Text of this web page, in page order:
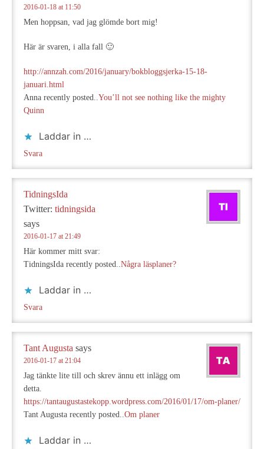
2016-01-18 at 11:50
Men hoppsan, vad jag glömde bort mig!
Här är svaren, i alla fall 🙂
http://annzah.com/2016/january/bokbloggsjerka-15-18-
januari.html
Anna recently posted..You’ll not see nothing like the mighty
Quinn
Laddar in …
Svara
TidningsIda
Twitter: tidningsida
says
2016-01-17 at 21:49
Här kommer mitt svar:
TidningsIda recently posted..Några läsplaner?
Laddar in …
Svara
Tant Augusta says
2016-01-17 at 21:04
Jag tänkte lite till och skrev ännu ett inlägg om
detta.
https://tantaugustastekopp.wordpress.com/2016/01/17/om-planer/
Tant Augusta recently posted..Om planer
Laddar in …